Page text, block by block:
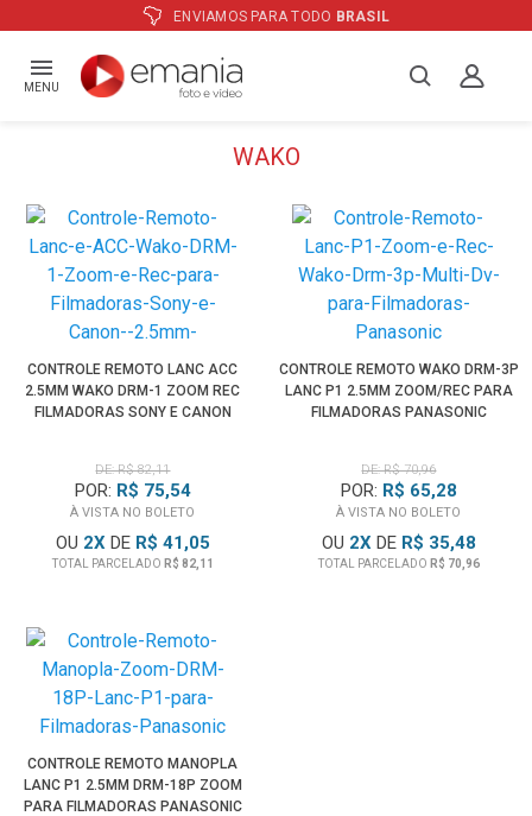
ENVIAMOS PARA TODO BRASIL
MENU
WAKO
CONTROLE REMOTO LANC ACC
2.5MM WAKO DRM-1 ZOOM REC
FILMADORAS SONY E CANON
DE: R$ 82,11
POR: R$ 75,54
À VISTA NO BOLETO
OU 2XDE R$ 41,05
TOTAL PARCELADO R$ 82,11
CONTROLE REMOTO WAKO DRM-3P
LANC P1 2.5MM ZOOM/REC PARA
FILMADORAS PANASONIC
DE: R$ 70,96
POR: R$ 65,28
À VISTA NO BOLETO
OU 2XDE R$ 35,48
TOTAL PARCELADO R$ 70,96
CONTROLE REMOTO MANOPLA
LANC P1 2.5MM DRM-18P ZOOM
PARA FILMADORAS PANASONIC